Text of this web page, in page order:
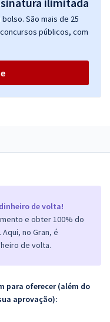
de volta!
e obter 100% do
no Gran, é
de volta.
para oferecer (além do
aprovação):
São mais de 25
públicos, com